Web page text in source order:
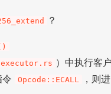
？
）中执行客
Opcode::ECALL
，则进